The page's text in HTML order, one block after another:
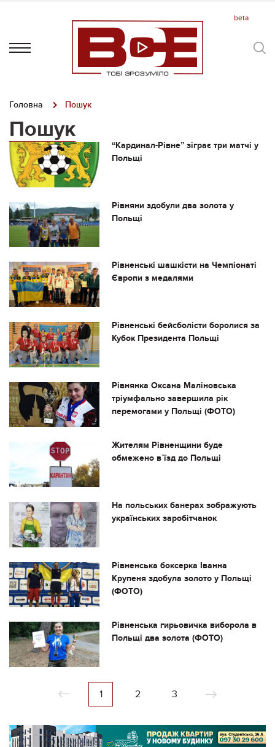
Головна Пошук
Пошук
“Кардинал-Рівне” зіграє три матчі у
Польщі
Рівняни здобули два золота у
Польщі
Рівненські шашкісти на Чемпіонаті
Європи з медалями
Рівненські бейсболісти боролися за
Кубок Президента Польщі
Рівнянка Оксана Маліновська
тріумфально завершила рік
перемогами у Польщі (ФОТО)
Жителям Рівненщини буде
обмежено в`їзд до Польщі
На польських банерах зображують
українських заробітчанок
Рівненська боксерка Іванна
Крупеня здобула золото у Польщі
(ФОТО)
Рівненська гирьовичка виборола в
Польщі два золота (ФОТО)
1 2 3